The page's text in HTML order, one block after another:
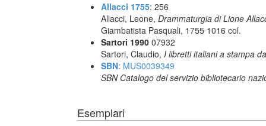
Allacci 1755: 256
Allacci, Leone, Drammaturgia di Lione
Giambatista Pasquali, 1755 1016 col.
Sartori 1990 07932
Sartori, Claudio, I libretti italiani a stampa
SBN: MUS0039349
SBN Catalogo del servizio bibliotecario
Esemplari